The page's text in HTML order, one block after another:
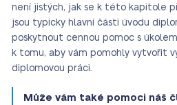
není jistých, jak se k této kapitole
jsou typicky hlavní části úvodu
poskytnout cennou pomoc s
k tomu, aby vám pomohly vytvořit
diplomovou práci.
Může vám také pomoci náš